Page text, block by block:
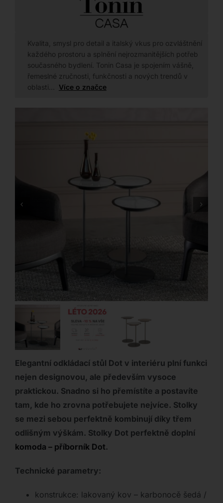
Kvalita, smysl pro detail a italský vkus pro ozvláštnění
každého prostoru a splnění nejrozmanitějších potřeb
současného bydlení. Tonin Casa je spojením vášně,
řemeslné zručnosti, funkčnosti a nových trendů v
oblasti… Více o značce
Elegantní odkládací stůl Dot v interiéru plní funkci
nejen designovou, ale především vysoce
praktickou. Snadno si ho přemístíte a postavíte
tam, kde ho zrovna potřebujete nejvíce. Stolky
se mezi sebou perfektně kombinují díky třem
odlišným výškám. Stolky Dot perfektně doplní
komoda – příborník Dot.
Technické parametry:
konstrukce: lakovaný kov – karbonocě šedá /